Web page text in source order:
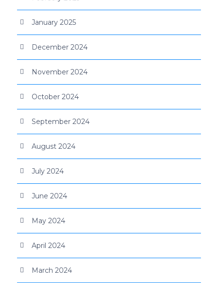
January 2025
December 2024
November 2024
October 2024
September 2024
August 2024
July 2024
June 2024
May 2024
April 2024
March 2024